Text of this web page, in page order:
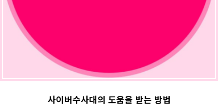
사이버수사대의 도움을 받는 방법